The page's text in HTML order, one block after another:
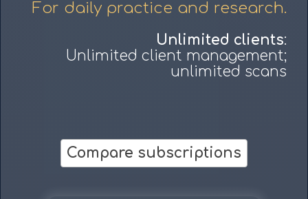
For daily practice and research.
Unlimited clients:
Unlimited client management;
unlimited scans
Compare subscriptions